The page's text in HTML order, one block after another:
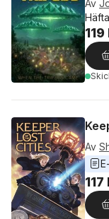
Av
Av
117